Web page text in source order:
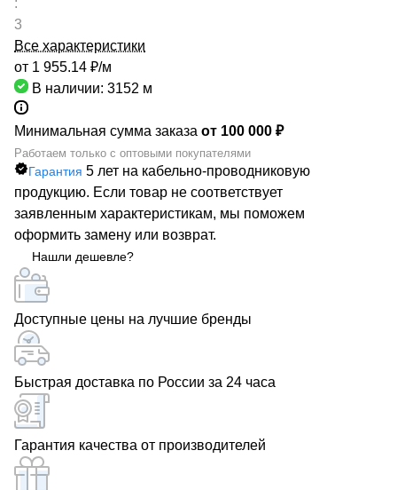
:
3
Все характеристики
от 1 955.14 ₽/м
В наличии: 3152 м
Минимальная сумма заказа от 100 000 ₽
Работаем только с оптовыми покупателями
Гарантия 5 лет на кабельно-проводниковую
продукцию. Если товар не соответствует
заявленным характеристикам, мы поможем
оформить замену или возврат.
Нашли дешевле?
Доступные цены на лучшие бренды
Быстрая доставка по России за 24 часа
Гарантия качества от производителей